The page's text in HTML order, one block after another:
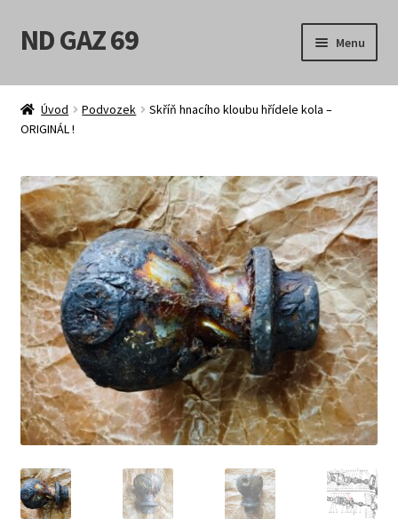
Přeskočit
na
Přejít
k
webu
ND GAZ 69 Menu
Úvodní stránka
Můj účet
Obchod
Košík
Pokladna
Možnosti doručení
Obchodní podmínky
Prodávající – kontaktní informace
O nás
Úvod Podvozek
Skříň hnacího kloubu hřídele kola –
ORIGINÁL !